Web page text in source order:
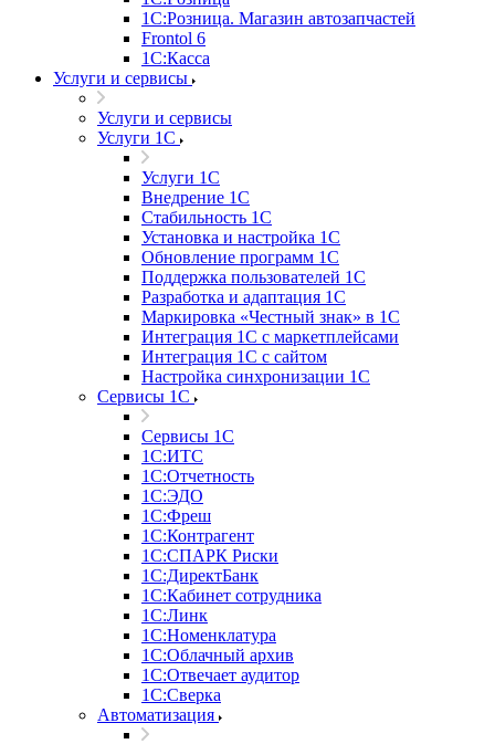
1С:Розница. Магазин автозапчастей
Frontol 6
1С:Касса
Услуги и сервисы
Услуги и сервисы
Услуги 1С
Услуги 1С
Внедрение 1С
Стабильность 1С
Установка и настройка 1С
Обновление программ 1С
Поддержка пользователей 1С
Разработка и адаптация 1С
Маркировка «Честный знак» в 1С
Интеграция 1С с маркетплейсами
Интеграция 1С с сайтом
Настройка синхронизации 1С
Сервисы 1С
Сервисы 1С
1С:ИТС
1С:Отчетность
1С:ЭДО
1С:Фреш
1С:Контрагент
1С:CПАРК Риски
1С:ДиректБанк
1С:Кабинет сотрудника
1С:Линк
1С:Номенклатура
1С:Облачный архив
1С:Отвечает аудитор
1С:Сверка
Автоматизация